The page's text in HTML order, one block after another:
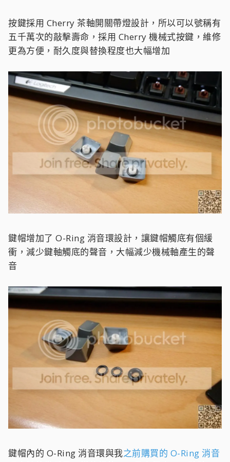
按鍵採用 Cherry 茶軸開關帶燈設計，所以可以號稱有
五千萬次的敲擊壽命，採用 Cherry 機械式按鍵，維修
更為方便，耐久度與替換程度也大幅增加
鍵帽增加了 O-Ring 消音環設計，讓鍵帽觸底有個緩
衝，減少鍵軸觸底的聲音，大幅減少機械軸產生的聲
音
鍵帽內的 O-Ring 消音環與我之前購買的 O-Ring 消音